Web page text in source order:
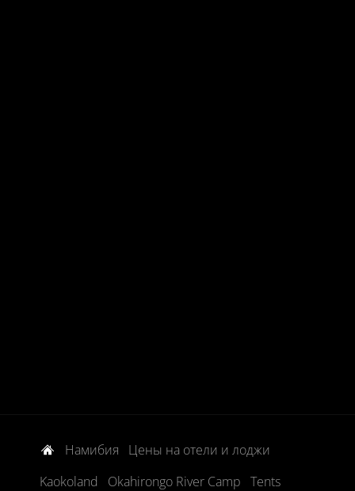
Намибия
Цены на отели и лоджи
Kaokoland
Okahirongo River Camp Tents